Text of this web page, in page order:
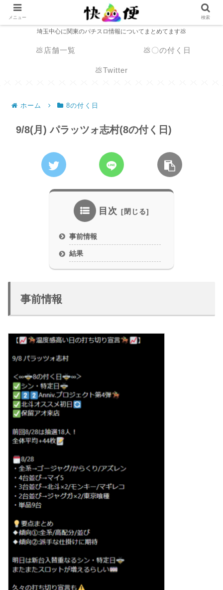
埼玉中心に関東のパチスロ情報についてまとめてます💩
💩店舗一覧 💩〇の付く日
💩Twitter
ホーム 8の付く日
9/8(月) パラッツォ志村(8の付く日)
目次
事前情報
結果
事前情報
メニュー 検索